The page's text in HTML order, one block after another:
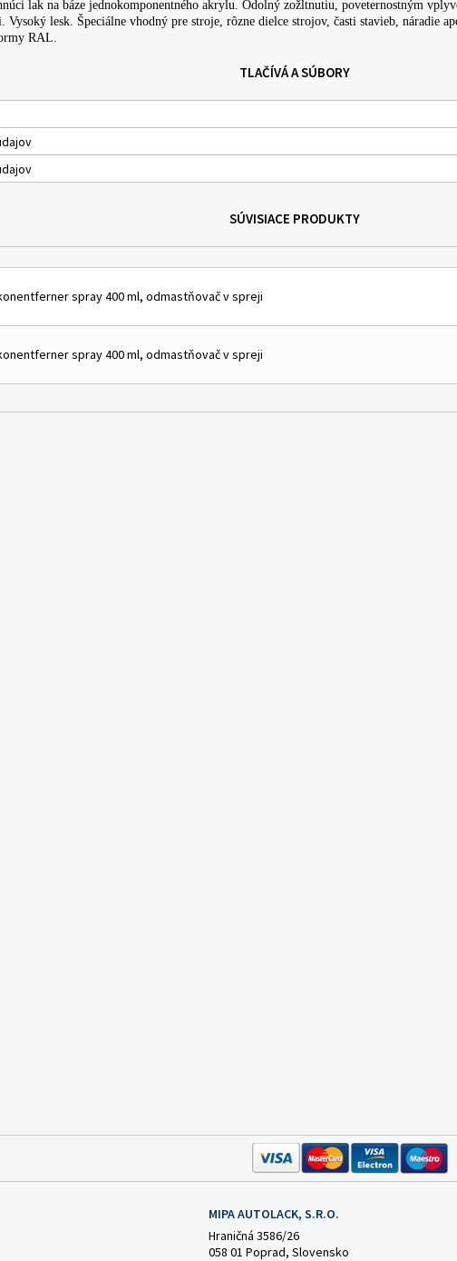
lak na báze jednokomponentného akrylu. Odolný zožltnutiu, poveternostným
Vysoký lesk. Špeciálne vhodný pre stroje, rôzne dielce strojov, časti stavieb, náradie
RAL.
TLAČÍVÁ A SÚBORY
SÚVISIACE PRODUKTY
spray 400 ml, odmastňovač v spreji
spray 400 ml, odmastňovač v spreji
MIPA AUTOLACK, S.R.O.
Hraničná 3586/26
058 01 Poprad, Slovensko